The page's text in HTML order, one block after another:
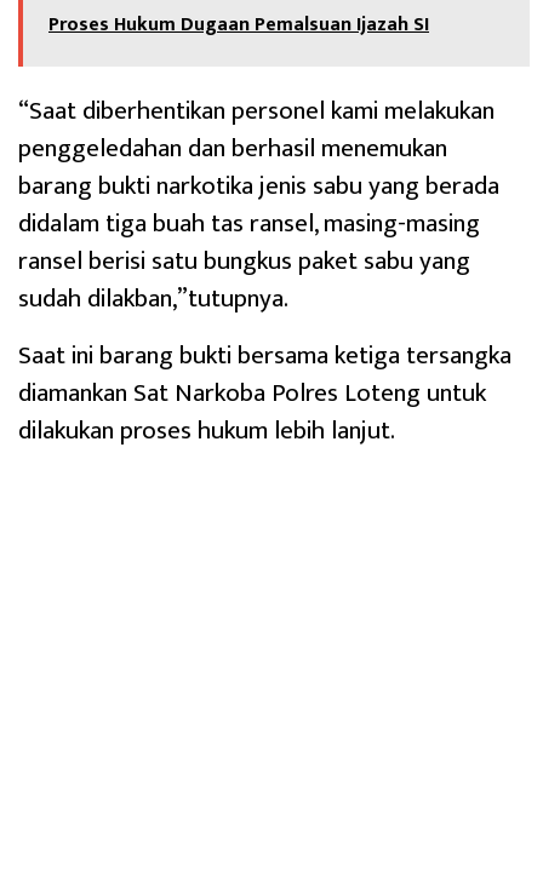
Proses Hukum Dugaan Pemalsuan Ijazah SI
“Saat diberhentikan personel kami melakukan
penggeledahan dan berhasil menemukan
barang bukti narkotika jenis sabu yang berada
didalam tiga buah tas ransel, masing-masing
ransel berisi satu bungkus paket sabu yang
sudah dilakban,”tutupnya.
Saat ini barang bukti bersama ketiga tersangka
diamankan Sat Narkoba Polres Loteng untuk
dilakukan proses hukum lebih lanjut.